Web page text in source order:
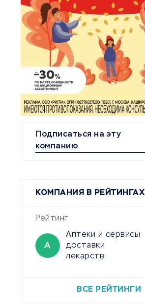
Подписаться на эту
компанию
КОМПАНИЯ В РЕЙТИНГАХ
Рейтинг
А
Аптеки и сервисы
доставки
лекарств
ВСЕ РЕЙТИНГИ